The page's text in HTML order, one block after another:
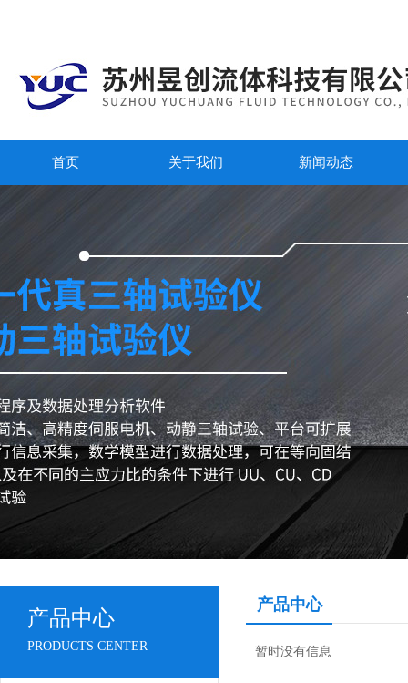
首页 关于我们 新闻动态
产品中心
PRODUCTS CENTER
产品中心
暂时没有信息